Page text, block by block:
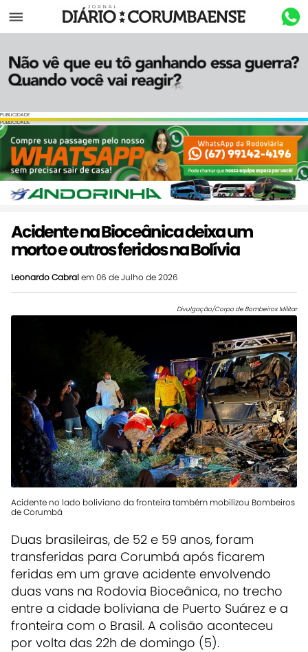
Menu
PUBLICIDADE
PUBLICIDADE
Acidente na Bioceânica deixa um
morto e outros feridos na Bolívia
Leonardo Cabralem 06 de Julho de 2026
Divulgação/Corpo de Bombeiros Militar
Acidente no lado boliviano da fronteira também mobilizou Bombeiros
de Corumbá
Duas brasileiras, de 52 e 59 anos, foram
transferidas para Corumbá após ficarem
feridas em um grave acidente envolvendo
duas vans na Rodovia Bioceânica, no trecho
entre a cidade boliviana de Puerto Suárez e a
fronteira com o Brasil. A colisão aconteceu
por volta das 22h de domingo (5).